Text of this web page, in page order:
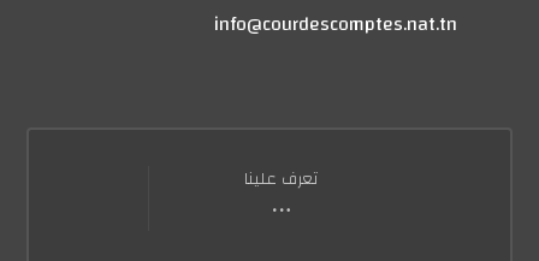
info@courdescomptes.nat.tn
تعرف علينا